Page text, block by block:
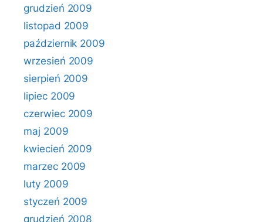
grudzień 2009
listopad 2009
październik 2009
wrzesień 2009
sierpień 2009
lipiec 2009
czerwiec 2009
maj 2009
kwiecień 2009
marzec 2009
luty 2009
styczeń 2009
grudzień 2008